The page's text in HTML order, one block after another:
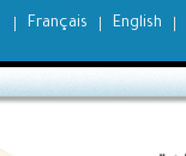
Français English